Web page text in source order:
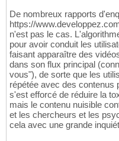
De nombreux rapports
https://
n'est pas le cas.
pour avoir conduit les
faisant apparaître des
dans son flux principal
vous"), de sorte que les
répétée avec des contenus
s'est efforcé de réduire la
mais le contenu nuisible
et les chercheurs et les
cela avec une grande